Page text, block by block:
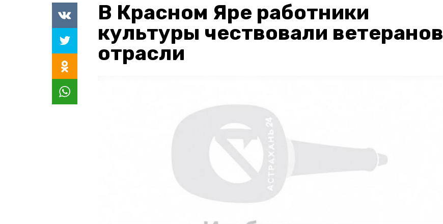
В Красном Яре работники
культуры чествовали ветеранов
отрасли